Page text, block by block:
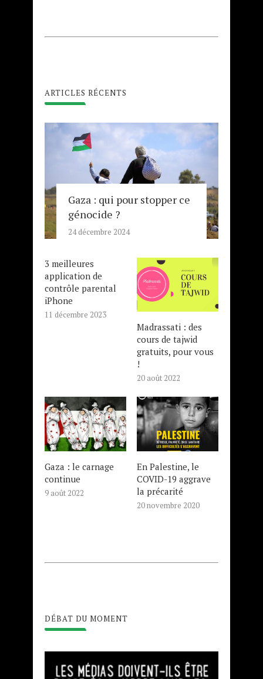
ARTICLES RÉCENTS
Gaza : qui pour stopper ce
génocide ?
24 décembre 2024
3 meilleures
application de
contrôle parental
iPhone
11 décembre 2023
Madrassati : des
cours de tajwid
gratuits, pour vous
!
20 août 2022
Gaza : le carnage
continue
9 août 2022
En Palestine, le
COVID-19 aggrave
la précarité
20 novembre 2020
DÉBAT DU MOMENT